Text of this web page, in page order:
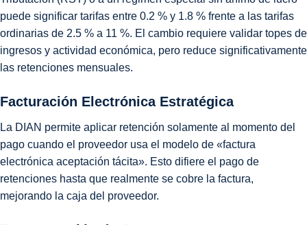
puede significar tarifas entre 0.2 % y 1.8 % frente a las tarifas
ordinarias de 2.5 % a 11 %. El cambio requiere validar topes de
ingresos y actividad económica, pero reduce significativamente
las retenciones mensuales.
Facturación Electrónica Estratégica
La DIAN permite aplicar retención solamente al momento del
pago cuando el proveedor usa el modelo de «factura
electrónica aceptación tácita». Esto difiere el pago de
retenciones hasta que realmente se cobre la factura,
mejorando la caja del proveedor.